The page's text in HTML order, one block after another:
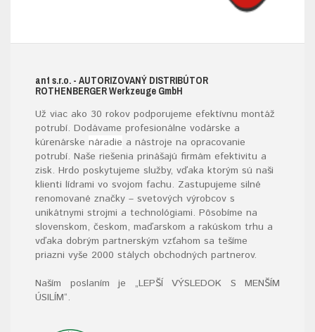
ant s.r.o. - AUTORIZOVANÝ DISTRIBÚTOR
ROTHENBERGER Werkzeuge GmbH
Už viac ako 30 rokov podporujeme efektívnu montáž
potrubí. Dodávame profesionálne vodárske a
kúrenárske náradie a nástroje na opracovanie
potrubí. Naše riešenia prinášajú firmám efektivitu a
zisk. Hrdo poskytujeme služby, vďaka ktorým sú naši
klienti lídrami vo svojom fachu. Zastupujeme silné
renomované značky – svetových výrobcov s
unikátnymi strojmi a technológiami. Pôsobíme na
slovenskom, českom, maďarskom a rakúskom trhu a
vďaka dobrým partnerským vzťahom sa tešíme
priazni vyše 2000 stálych obchodných partnerov.
Naším poslaním je „LEPŠÍ VÝSLEDOK S MENŠÍM
ÚSILÍM“.